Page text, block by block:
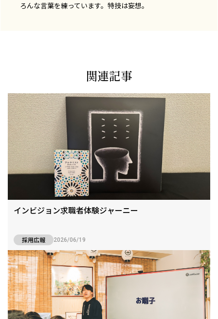
ろんな言葉を練っています。特技は妄想。
関連記事
インビジョン求職者体験ジャーニー
採用広報 2026/06/19